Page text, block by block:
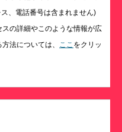
、電話番号は含まれません)
の詳細やこのような情報が広
法については、 ここ をクリッ